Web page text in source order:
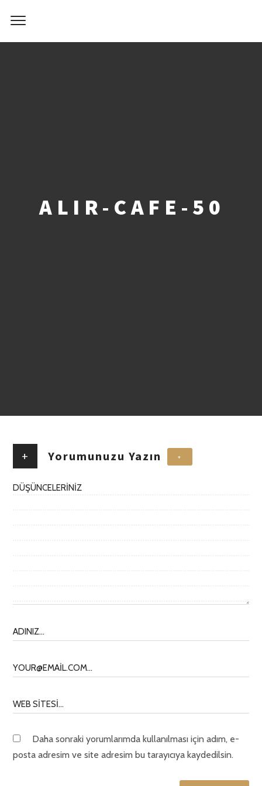
ALIR-CAFE-50
+ Yorumunuzu Yazın +
Daha sonraki yorumlarımda kullanılması için adım, e-
posta adresim ve site adresim bu tarayıcıya kaydedilsin.